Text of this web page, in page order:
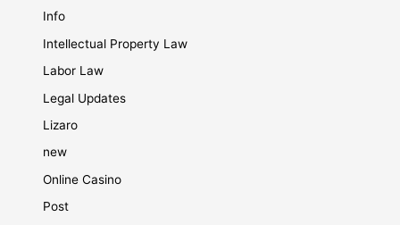
Info
Intellectual Property Law
Labor Law
Legal Updates
Lizaro
new
Online Casino
Post